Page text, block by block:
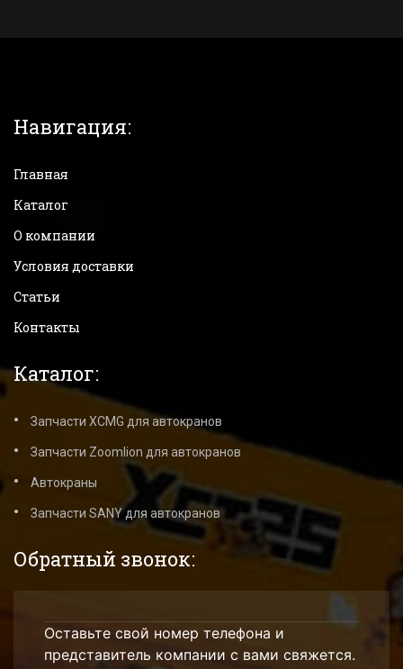
Навигация:
Главная
Каталог
О компании
Условия доставки
Статьи
Контакты
Каталог:
Запчасти XCMG для автокранов
Запчасти Zoomlion для автокранов
Автокраны
Запчасти SANY для автокранов
Обратный звонок:
Оставьте свой номер телефона и
представитель компании с вами свяжется.